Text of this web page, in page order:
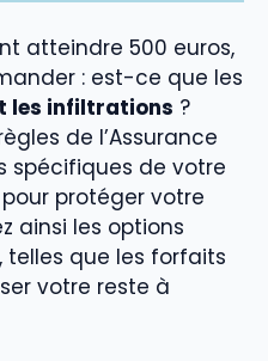
atteindre 500 euros,
: est-ce que les
les infiltrations ?
de l’Assurance
spécifiques de votre
protéger votre
ainsi les options
telles que les forfaits
votre reste à